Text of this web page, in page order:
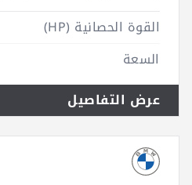
القوة الحصانية (HP)
السعة
عرض التفاصيل